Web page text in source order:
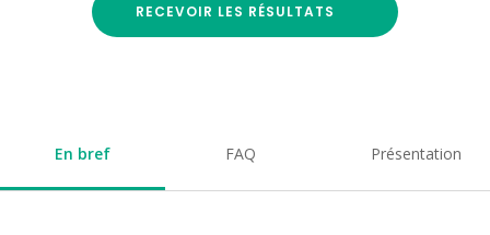
RECEVOIR LES RÉSULTATS
En bref FAQ Présentation